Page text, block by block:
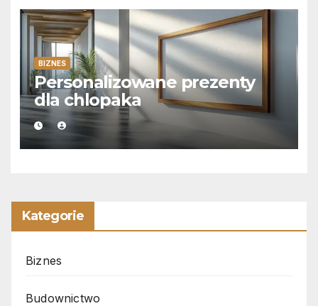
BIZNES
Personalizowane prezenty
dla chlopaka
Kategorie
Biznes
Budownictwo